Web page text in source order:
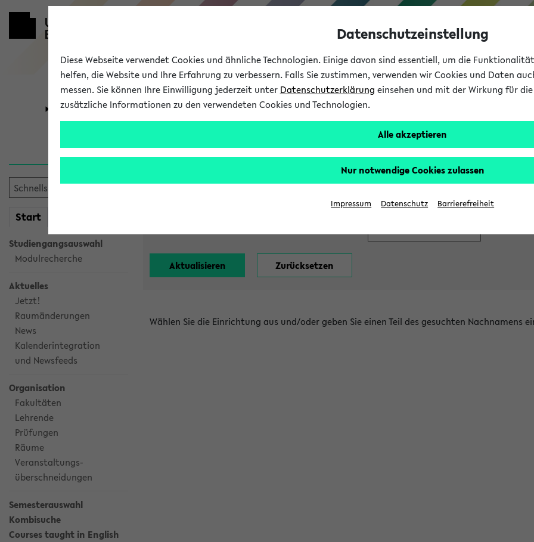
Universität Forschung Studium
Start
Studiengangsauswahl
Modulrecherche
Aktuelles
Jetzt!
Raumänderungen
News
Kalenderintegration
und Newsfeeds
Organisation
Fakultäten
Lehrende
Prüfungen
Räume
Veranstaltungs-
überschneidungen
Semesterauswahl
Kombisuche
Courses taught in English
Alle Lehrenden
Wählen Sie die Einrichtung aus und/oder geben Sie einen Teil des gesuchten Nachnamens
Datenschutzeinstellung
Diese Webseite verwendet Cookies und ähnliche Technologien. Einige davon sind essentiell, um die
helfen, die Website und Ihre Erfahrung zu verbessern. Falls Sie zustimmen, verwenden wir Cookies und Daten
messen. Sie können Ihre Einwilligung jederzeit unter Datenschutzerklärung einsehen und mit der Wirkung für
zusätzliche Informationen zu den verwendeten Cookies und Technologien.
Alle akzeptieren
Nur notwendige Cookies zulassen
Impressum Datenschutz Barrierefreiheit